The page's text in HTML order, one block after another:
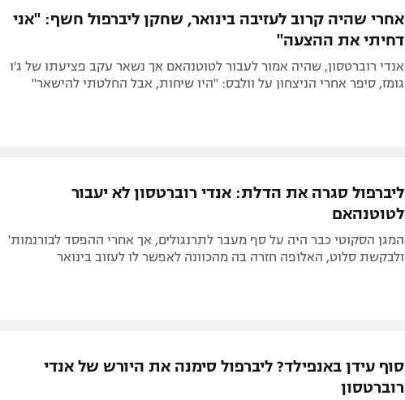
אחרי שהיה קרוב לעזיבה בינואר, שחקן ליברפול חשף: "אני
דחיתי את ההצעה"
אנדי רוברטסון, שהיה אמור לעבור לטוטנהאם אך נשאר עקב פציעתו של ג'ו
גומז, סיפר אחרי הניצחון על וולבס: "היו שיחות, אבל החלטתי להישאר"
ליברפול סגרה את הדלת: אנדי רוברטסון לא יעבור
לטוטנהאם
המגן הסקוטי כבר היה על סף מעבר לתרנגולים, אך אחרי ההפסד לבורנמות'
ולבקשת סלוט, האלופה חזרה בה מהכוונה לאפשר לו לעזוב בינואר
סוף עידן באנפילד? ליברפול סימנה את היורש של אנדי
רוברטסון